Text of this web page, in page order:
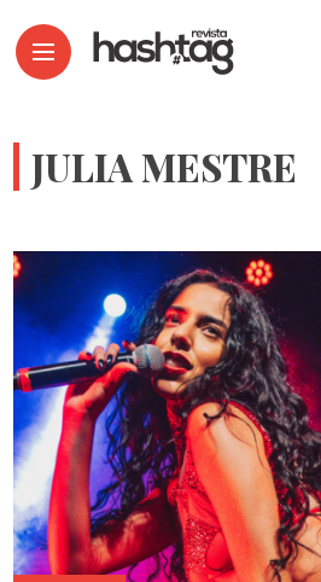
JULIA MESTRE